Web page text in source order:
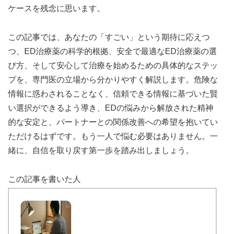
⚡
合
業界最安値クラスの1錠単価でありながら、日本人
監修による品質と亜鉛配合による相乗効果を実現し
た高コスパ治療薬です。
シルデナエイトで詳細確認
🚀 15分〜30分
ケースを残念に思います。
この記事では、あなたの「すごい」という期待に応えつ
つ、ED治療薬の科学的根拠、安全で最適なED治療薬の選
び方、そして安心して治療を始めるための具体的なステッ
プを、専門医の立場から分かりやすく解説します。危険な
情報に惑わされることなく、信頼できる情報に基づいた賢
い選択ができるよう導き、EDの悩みから解放された精神
的な安定と、パートナーとの関係改善への希望を抱いてい
ただけるはずです。もう一人で悩む必要はありません。一
緒に、自信を取り戻す第一歩を踏み出しましょう。
この記事を書いた人